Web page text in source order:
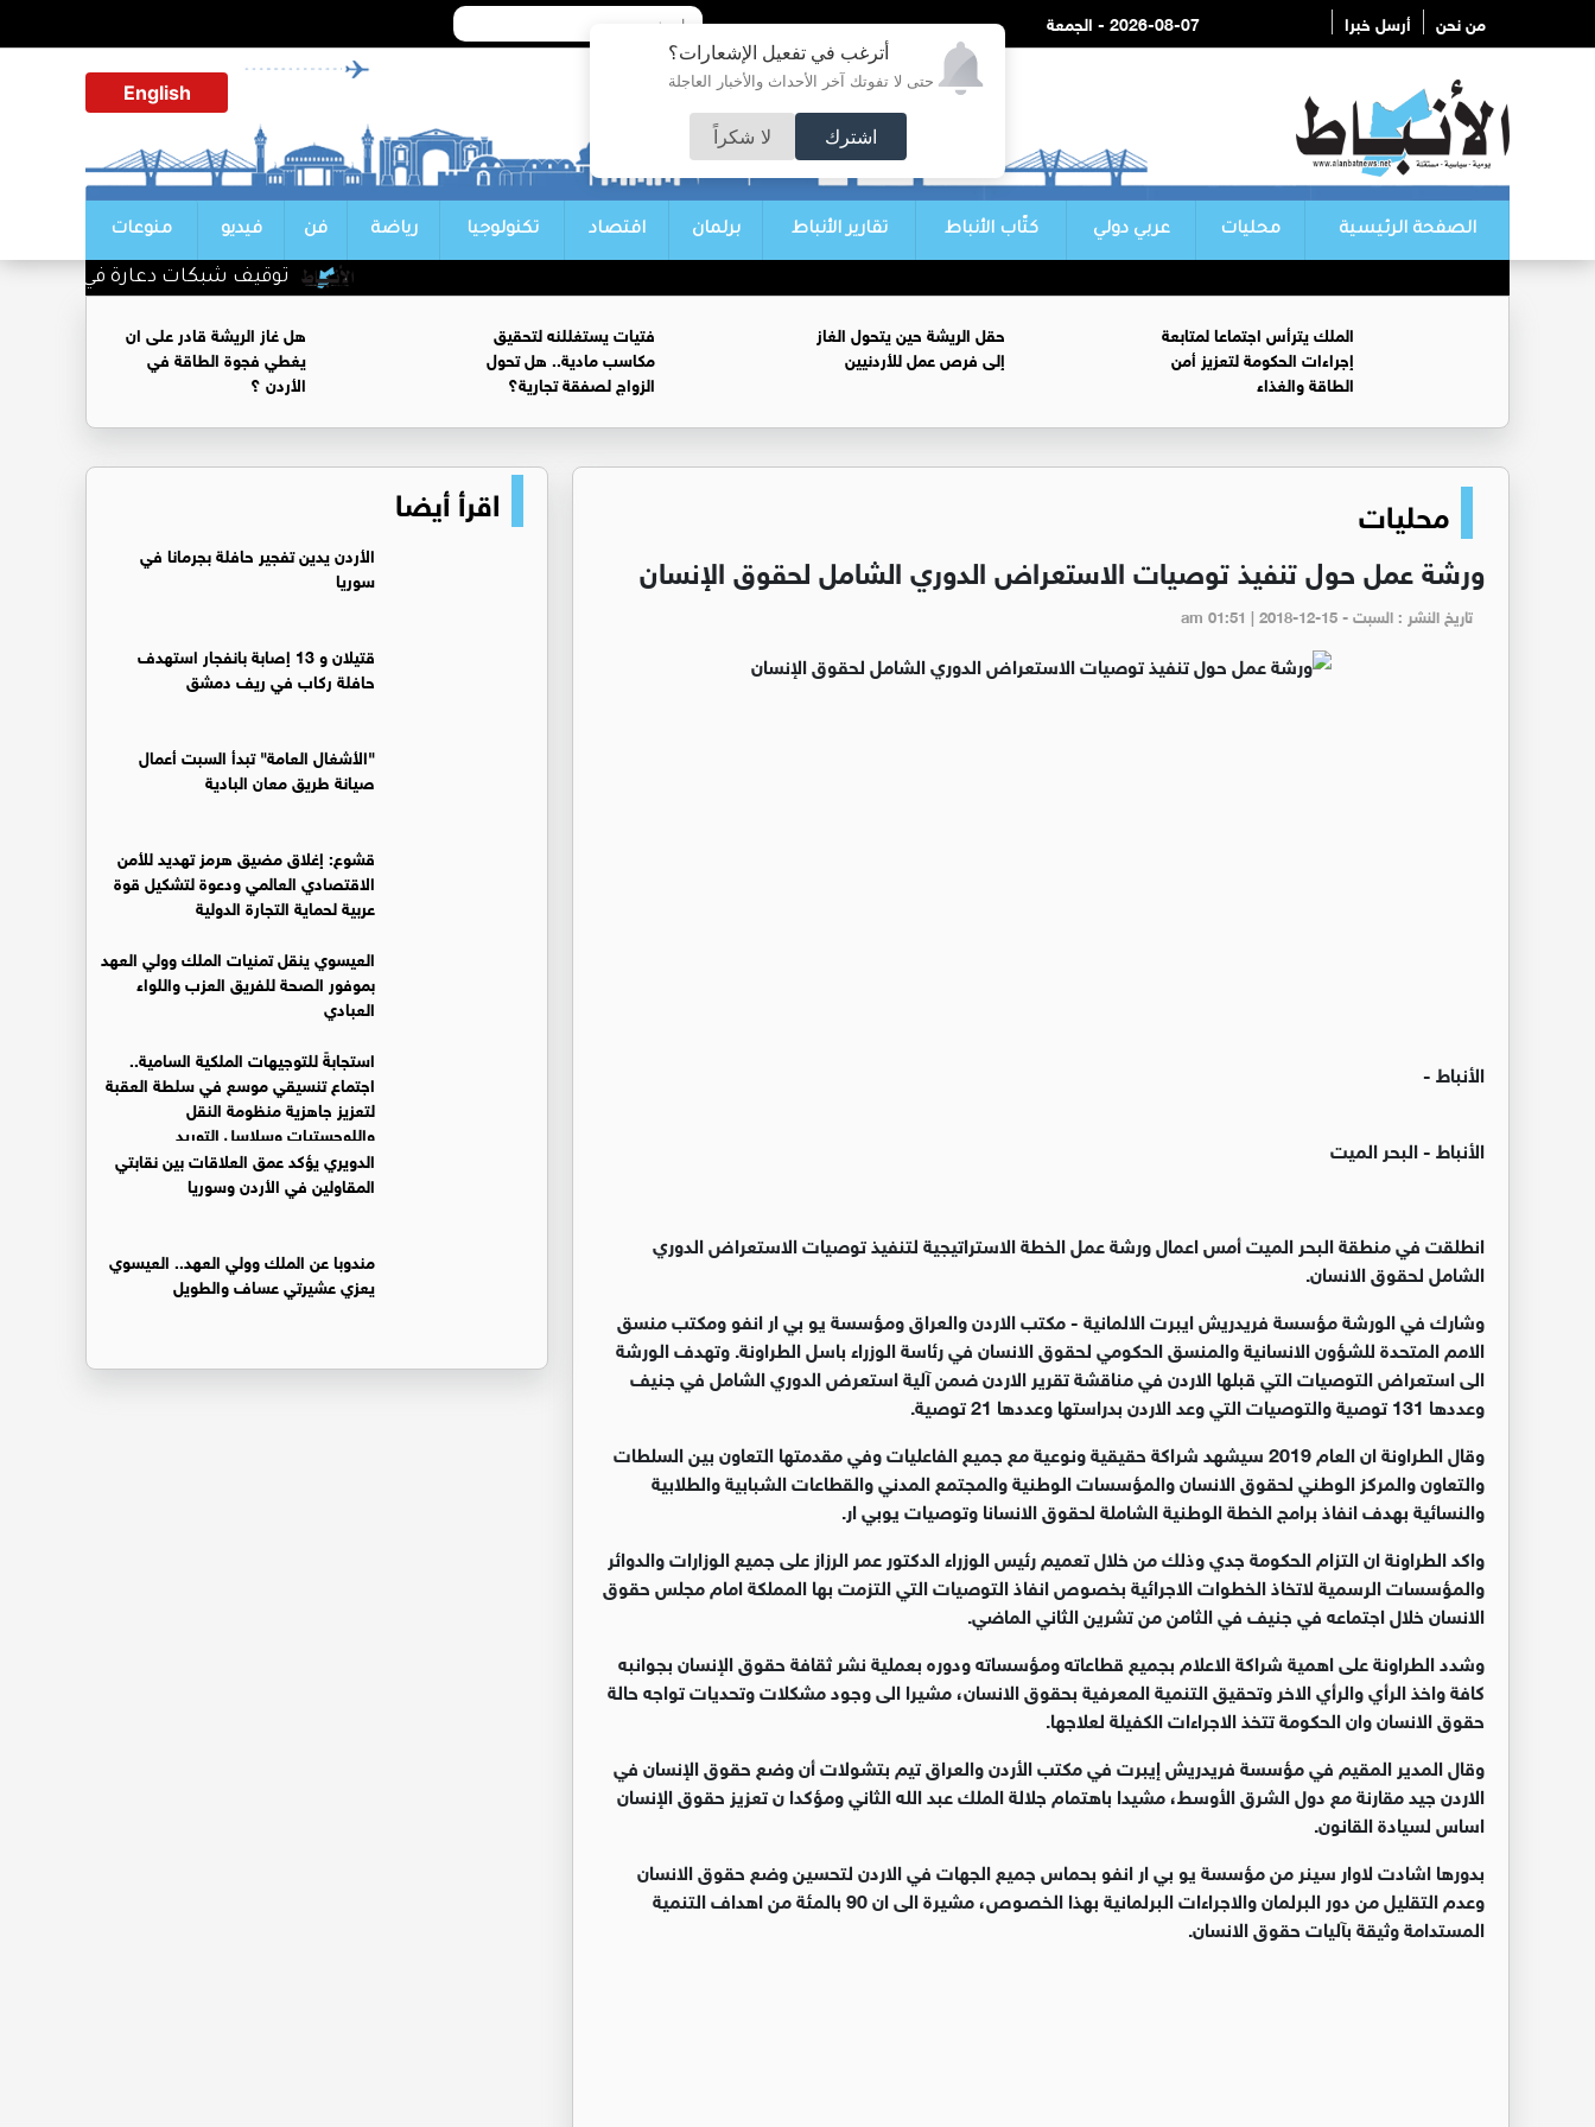
أترغب في تفعيل الإشعارات؟
حتى لا تفوتك آخر الأحداث والأخبار العاجلة
اشترك لا شكراً
من نحن أرسل خبرا 2026-08-07 - الجمعة
English
الصفحة الرئيسية محليات عربي دولي كتّاب الأنباط تقارير الأنباط برلمان اقتصاد تكنولوجيا رياضة فن فيديو منوعات
توقيف شبكات دعارة في شارع
الملك يترأس اجتماعا لمتابعة
إجراءات الحكومة لتعزيز أمن
الطاقة والغذاء
حقل الريشة حين يتحول الغاز
إلى فرص عمل للأردنيين
فتيات يستغللنه لتحقيق
مكاسب مادية.. هل تحول
الزواج لصفقة تجارية؟
هل غاز الريشة قادر على ان
يغطي فجوة الطاقة في
الأردن ؟
محليات
ورشة عمل حول تنفيذ توصيات الاستعراض الدوري الشامل لحقوق الإنسان
تاريخ النشر : السبت - am 01:51 | 2018-12-15
الأنباط -
الأنباط - البحر الميت
انطلقت في منطقة البحر الميت أمس اعمال ورشة عمل الخطة الاستراتيجية لتنفيذ توصيات الاستعراض الدوري
الشامل لحقوق الانسان.
وشارك في الورشة مؤسسة فريدريش ايبرت الالمانية - مكتب الاردن والعراق ومؤسسة يو بي ار انفو ومكتب منسق
الامم المتحدة للشؤون الانسانية والمنسق الحكومي لحقوق الانسان في رئاسة الوزراء باسل الطراونة. وتهدف الورشة
الى استعراض التوصيات التي قبلها الاردن في مناقشة تقرير الاردن ضمن آلية استعرض الدوري الشامل في جنيف
وعددها 131 توصية والتوصيات التي وعد الاردن بدراستها وعددها 21 توصية.
وقال الطراونة ان العام 2019 سيشهد شراكة حقيقية ونوعية مع جميع الفاعليات وفي مقدمتها التعاون بين السلطات
والتعاون والمركز الوطني لحقوق الانسان والمؤسسات الوطنية والمجتمع المدني والقطاعات الشبابية والطلابية
والنسائية بهدف انفاذ برامج الخطة الوطنية الشاملة لحقوق الانسانا وتوصيات يوبي ار.
واكد الطراونة ان التزام الحكومة جدي وذلك من خلال تعميم رئيس الوزراء الدكتور عمر الرزاز على جميع الوزارات والدوائر
والمؤسسات الرسمية لاتخاذ الخطوات الاجرائية بخصوص انفاذ التوصيات التي التزمت بها المملكة امام مجلس حقوق
الانسان خلال اجتماعه في جنيف في الثامن من تشرين الثاني الماضي.
وشدد الطراونة على اهمية شراكة الاعلام بجميع قطاعاته ومؤسساته ودوره بعملية نشر ثقافة حقوق الإنسان بجوانبه
كافة واخذ الرأي والرأي الاخر وتحقيق التنمية المعرفية بحقوق الانسان، مشيرا الى وجود مشكلات وتحديات تواجه حالة
حقوق الانسان وان الحكومة تتخذ الاجراءات الكفيلة لعلاجها.
وقال المدير المقيم في مؤسسة فريدريش إيبرت في مكتب الأردن والعراق تيم بتشولات أن وضع حقوق الإنسان في
الاردن جيد مقارنة مع دول الشرق الأوسط، مشيدا باهتمام جلالة الملك عبد الله الثاني ومؤكدا ن تعزيز حقوق الإنسان
اساس لسيادة القانون.
بدورها اشادت لاوار سينر من مؤسسة يو بي ار انفو بحماس جميع الجهات في الاردن لتحسين وضع حقوق الانسان
وعدم التقليل من دور البرلمان والاجراءات البرلمانية بهذا الخصوص، مشيرة الى ان 90 بالمئة من اهداف التنمية
المستدامة وثيقة بآليات حقوق الانسان.
اقرأ أيضا
الأردن يدين تفجير حافلة بجرمانا في
سوريا
قتيلان و 13 إصابة بانفجار استهدف
حافلة ركاب في ريف دمشق
"الأشغال العامة" تبدأ السبت أعمال
صيانة طريق معان البادية
قشوع: إغلاق مضيق هرمز تهديد للأمن
الاقتصادي العالمي ودعوة لتشكيل قوة
عربية لحماية التجارة الدولية
العيسوي ينقل تمنيات الملك وولي العهد
بموفور الصحة للفريق العزب واللواء
العبادي
استجابةً للتوجيهات الملكية السامية..
اجتماع تنسيقي موسع في سلطة العقبة
لتعزيز جاهزية منظومة النقل
واللوجستيات وسلاسل التوريد
الدويري يؤكد عمق العلاقات بين نقابتي
المقاولين في الأردن وسوريا
مندوبا عن الملك وولي العهد.. العيسوي
يعزي عشيرتي عساف والطويل